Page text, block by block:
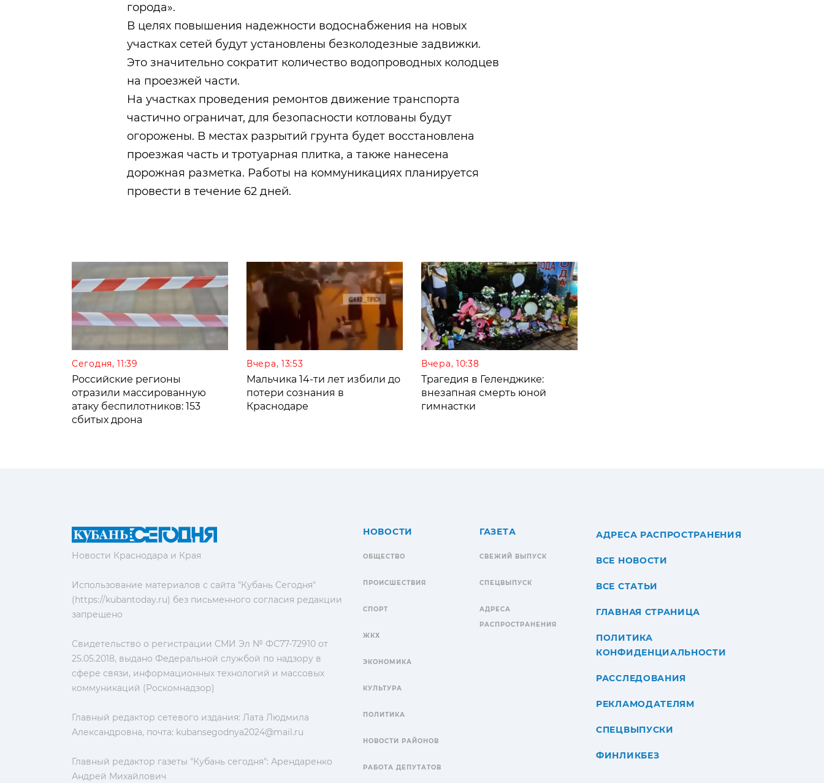
города».
В целях повышения надежности водоснабжения на новых
участках сетей будут установлены безколодезные задвижки.
Это значительно сократит количество водопроводных колодцев
на проезжей части.
На участках проведения ремонтов движение транспорта
частично ограничат, для безопасности котлованы будут
огорожены. В местах разрытий грунта будет восстановлена
проезжая часть и тротуарная плитка, а также нанесена
дорожная разметка. Работы на коммуникациях планируется
провести в течение 62 дней.
Сегодня, 11:39
Российские регионы
отразили массированную
атаку беспилотников: 153
сбитых дрона
Вчера, 13:53
Мальчика 14-ти лет избили до
потери сознания в
Краснодаре
Вчера, 10:38
Трагедия в Геленджике:
внезапная смерть юной
гимнастки
Новости Краснодара и Края
Использование материалов с сайта "Кубань Сегодня"
(https://kubantoday.ru) без письменного согласия редакции
запрещено
Свидетельство о регистрации СМИ Эл № ФС77-72910 от
25.05.2018, выдано Федеральной службой по надзору в
сфере связи, информационных технологий и массовых
коммуникаций (Роскомнадзор)
Главный редактор сетевого издания: Лата Людмила
Александровна, почта: kubansegodnya2024@mail.ru
Главный редактор газеты "Кубань сегодня": Арендаренко
Андрей Михайлович
НОВОСТИ
ОБЩЕСТВО
ПРОИСШЕСТВИЯ
СПОРТ
ЖКХ
ЭКОНОМИКА
КУЛЬТУРА
ПОЛИТИКА
НОВОСТИ РАЙОНОВ
РАБОТА ДЕПУТАТОВ
ГАЗЕТА
СВЕЖИЙ ВЫПУСК
СПЕЦВЫПУСК
АДРЕСА
РАСПРОСТРАНЕНИЯ
АДРЕСА РАСПРОСТРАНЕНИЯ
ВСЕ НОВОСТИ
ВСЕ СТАТЬИ
ГЛАВНАЯ СТРАНИЦА
ПОЛИТИКА
КОНФИДЕНЦИАЛЬНОСТИ
РАССЛЕДОВАНИЯ
РЕКЛАМОДАТЕЛЯМ
СПЕЦВЫПУСКИ
ФИНЛИКБЕЗ